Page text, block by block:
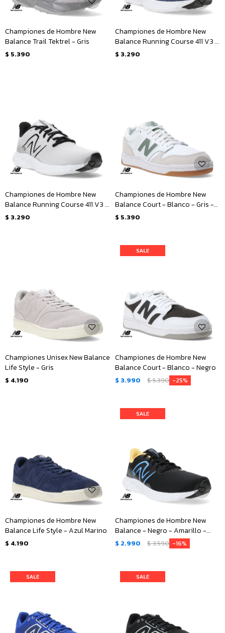
Championes de Hombre New
Balance Trail Tektrel - Gris
$ 5.390
Championes de Hombre New
Balance Running Course 411 V3 -
Azul - Negro - Amarillo Lima
$ 3.290
Championes de Hombre New
Balance Running Course 411 V3 -
Gris - Negro
$ 3.290
Championes de Hombre New
Balance Court - Blanco - Gris -
Verde
$ 5.390
Championes Unisex New Balance
Life Style - Gris
$ 4.190
Championes de Hombre New
Balance Court - Blanco - Negro
$ 3.990 $5.390 25
Championes de Hombre New
Balance Life Style - Azul Marino
$ 4.190
Championes de Hombre New
Balance - Negro - Amarillo -
Azul
$ 2.990 $3.590 16